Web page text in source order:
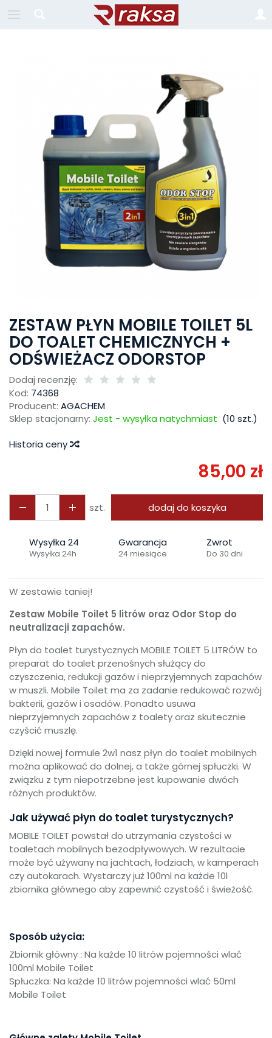
ZESTAW PŁYN MOBILE TOILET 5L
DO TOALET CHEMICZNYCH +
ODŚWIEŻACZ ODORSTOP
Dodaj recenzję:
Kod: 74368
Producent: AGACHEM
Sklep stacjonarny: Jest - wysyłka natychmiast (10 szt.)
Historia ceny
85,00 zł
szt. dodaj do koszyka
Wysyłka 24
Wysyłka 24h
Gwarancja
24 miesiące
Zwrot
Do 30 dni
W zestawie taniej!
Zestaw Mobile Toilet 5 litrów oraz Odor Stop do
neutralizacji zapachów.
Płyn do toalet turystycznych MOBILE TOILET 5 LITRÓW to
preparat do toalet przenośnych służący do
czyszczenia, redukcji gazów i nieprzyjemnych zapachów
w muszli. Mobile Toilet ma za zadanie redukować rozwój
bakterii, gazów i osadów. Ponadto usuwa
nieprzyjemnych zapachów z toalety oraz skutecznie
czyścić muszlę.
Dzięki nowej formule 2w1 nasz płyn do toalet mobilnych
można aplikować do dolnej, a także górnej spłuczki. W
związku z tym niepotrzebne jest kupowanie dwóch
różnych produktów.
Jak używać płyn do toalet turystycznych?
MOBILE TOILET powstał do utrzymania czystości w
toaletach mobilnych bezodpływowych. W rezultacie
może być używany na jachtach, łodziach, w kamperach
czy autokarach. Wystarczy już 100ml na każde 10l
zbiornika głównego aby zapewnić czystość i świeżość.
Sposób użycia:
Zbiornik główny : Na każde 10 litrów pojemności wlać
100ml Mobile Toilet
Spłuczka: Na każde 10 litrów pojemności wlać 50ml
Mobile Toilet